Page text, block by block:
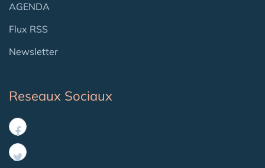
AGENDA
Flux RSS
Newsletter
Reseaux Sociaux